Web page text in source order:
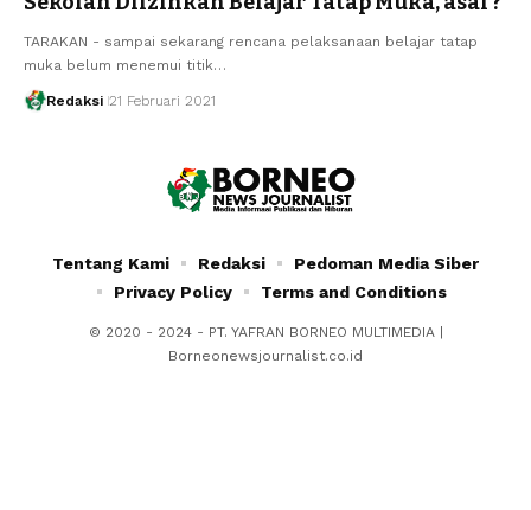
TARAKAN - sampai sekarang rencana pelaksanaan belajar tatap
muka belum menemui titik…
Redaksi 21 Februari 2021
© 2020 - 2024 - PT. YAFRAN BORNEO MULTIMEDIA |
Borneonewsjournalist.co.id
Tentang Kami Redaksi
Pedoman Media Siber
Privacy Policy
Terms and Conditions